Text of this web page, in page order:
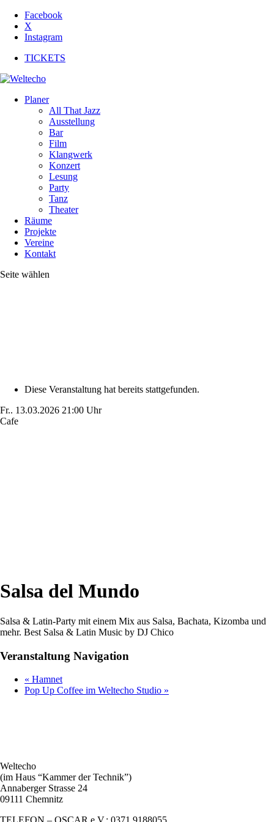
Facebook
X
Instagram
TICKETS
Planer
All That Jazz
Ausstellung
Bar
Film
Klangwerk
Konzert
Lesung
Party
Tanz
Theater
Räume
Projekte
Vereine
Kontakt
Seite wählen
Diese Veranstaltung hat bereits stattgefunden.
Fr.. 13.03.2026 21:00 Uhr
Cafe
Salsa del Mundo
Salsa & Latin-Party mit einem Mix aus Salsa, Bachata, Kizomba und
mehr. Best Salsa & Latin Music by DJ Chico
Veranstaltung Navigation
« Hamnet
Pop Up Coffee im Weltecho Studio »
Weltecho
(im Haus “Kammer der Technik”)
Annaberger Strasse 24
09111 Chemnitz